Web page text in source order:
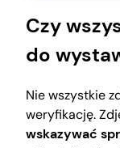
Czy
do
Nie wszystkie
weryfikację.
wskazywać